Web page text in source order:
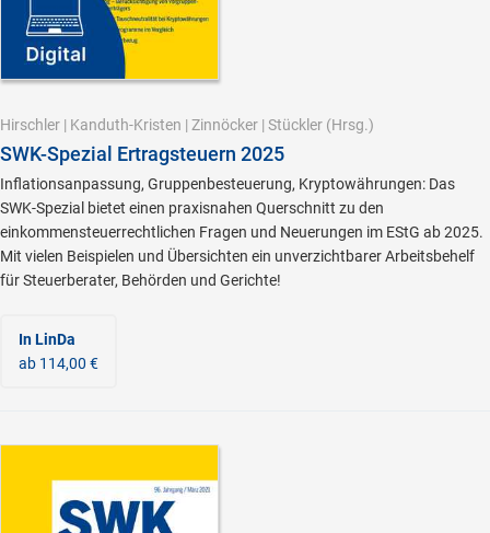
Hirschler | Kanduth-Kristen | Zinnöcker | Stückler (Hrsg.)
SWK-Spezial Ertragsteuern 2025
Inflationsanpassung, Gruppenbesteuerung, Kryptowährungen: Das
SWK-Spezial bietet einen praxisnahen Querschnitt zu den
einkommensteuerrechtlichen Fragen und Neuerungen im EStG ab 2025.
Mit vielen Beispielen und Übersichten ein unverzichtbarer Arbeitsbehelf
für Steuerberater, Behörden und Gerichte!
In LinDa
ab 114,00 €